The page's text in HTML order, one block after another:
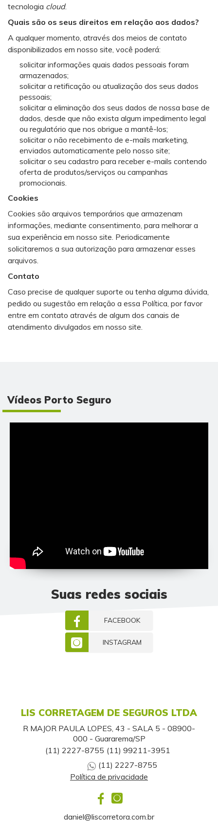
tecnologia cloud.
Quais são os seus direitos em relação aos dados?
A qualquer momento, através dos meios de contato
disponibilizados em nosso site, você poderá:
solicitar informações quais dados pessoais foram
armazenados;
solicitar a retificação ou atualização dos seus dados
pessoais;
solicitar a eliminação dos seus dados de nossa base de
dados, desde que não exista algum impedimento legal
ou regulatório que nos obrigue a mantê-los;
solicitar o não recebimento de e-mails marketing,
enviados automaticamente pelo nosso site;
solicitar o seu cadastro para receber e-mails contendo
oferta de produtos/serviços ou campanhas
promocionais.
Cookies
Cookies são arquivos temporários que armazenam
informações, mediante consentimento, para melhorar a
sua experiência em nosso site. Periodicamente
solicitaremos a sua autorização para armazenar esses
arquivos.
Contato
Caso precise de qualquer suporte ou tenha alguma dúvida,
pedido ou sugestão em relação a essa Política, por favor
entre em contato através de algum dos canais de
atendimento divulgados em nosso site.
Vídeos Porto Seguro
Suas redes sociais
FACEBOOK
INSTAGRAM
LIS CORRETAGEM DE SEGUROS LTDA
R MAJOR PAULA LOPES, 43 - SALA 5 - 08900-
000 - Guararema/SP
(11) 2227-8755 (11) 99211-3951
(11) 2227-8755
Política de privacidade
daniel@liscorretora.com.br